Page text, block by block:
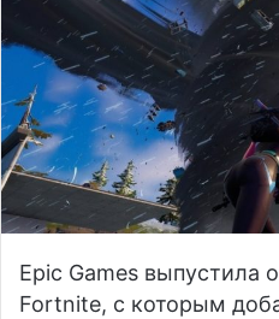
Epic Games выпустила
Fortnite, с которым